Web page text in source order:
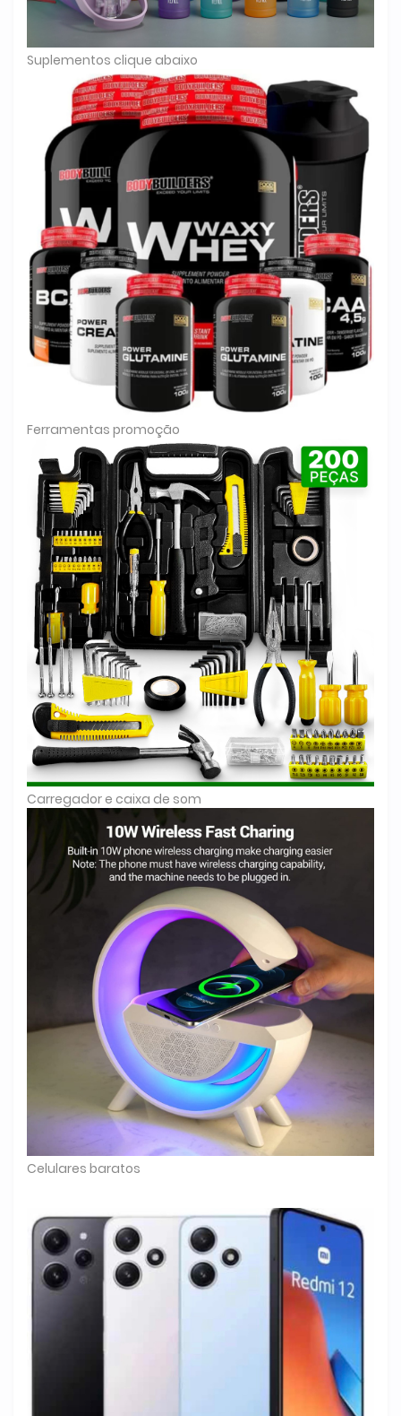
Suplementos clique abaixo
Ferramentas promoção
Carregador e caixa de som
Celulares baratos